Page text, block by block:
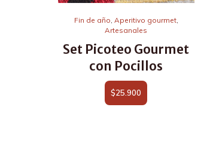
Fin de año Aperitivo gourmet,
Artesanales
Set Picoteo Gourmet
con Pocillos
$25.900